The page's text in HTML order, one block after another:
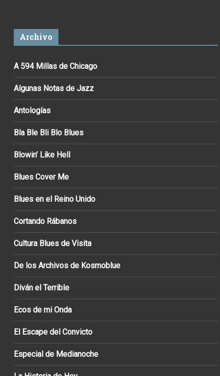
Archivo
A 594 Millas de Chicago
Algunas Notas de Jazz
Antologías
Bla Ble Bli Blo Blues
Blowin’ Like Hell
Blues Cover Me
Blues en el Reino Unido
Cortando Rábanos
Cultura Blues de Visita
De los Archivos de Kosmoblue
Diván el Terrible
Ecos de mi Onda
El Escape del Convicto
Especial de Medianoche